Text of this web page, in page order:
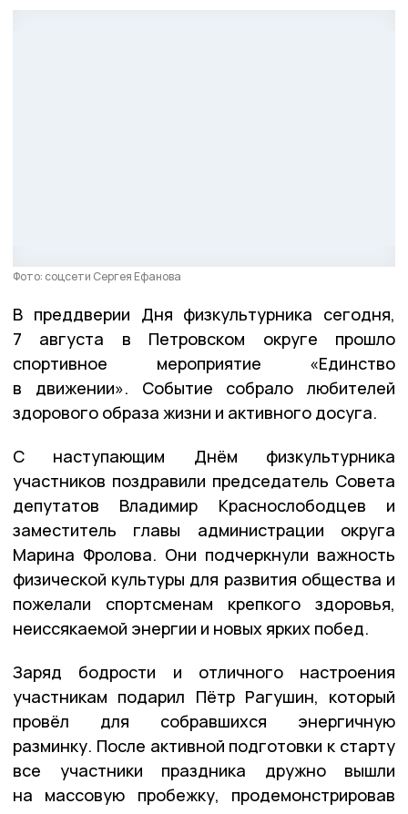
Фото: соцсети Сергея Ефанова
В преддверии Дня физкультурника сегодня,
7 августа в Петровском округе прошло
спортивное мероприятие «Единство
в движении». Событие собрало любителей
здорового образа жизни и активного досуга.
С наступающим Днём физкультурника
участников поздравили председатель Совета
депутатов Владимир Краснослободцев и
заместитель главы администрации округа
Марина Фролова. Они подчеркнули важность
физической культуры для развития общества и
пожелали спортсменам крепкого здоровья,
неиссякаемой энергии и новых ярких побед.
Заряд бодрости и отличного настроения
участникам подарил Пётр Рагушин, который
провёл для собравшихся энергичную
разминку. После активной подготовки к старту
все участники праздника дружно вышли
на массовую пробежку, продемонстрировав